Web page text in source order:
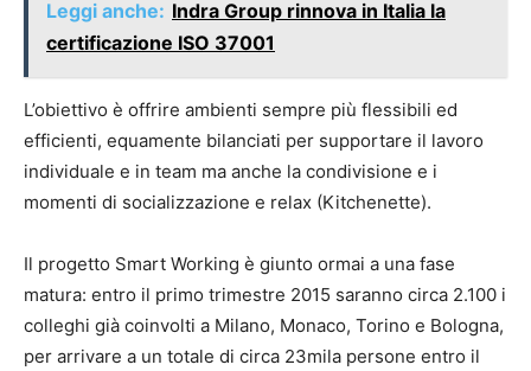
Leggi anche: Indra Group rinnova in Italia la
certificazione ISO 37001
L’obiettivo è offrire ambienti sempre più flessibili ed
efficienti, equamente bilanciati per supportare il lavoro
individuale e in team ma anche la condivisione e i
momenti di socializzazione e relax (Kitchenette).
Il progetto Smart Working è giunto ormai a una fase
matura: entro il primo trimestre 2015 saranno circa 2.100 i
colleghi già coinvolti a Milano, Monaco, Torino e Bologna,
per arrivare a un totale di circa 23mila persone entro il